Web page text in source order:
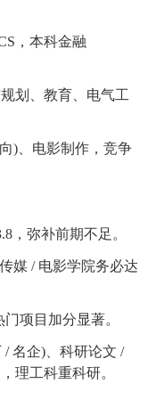
，本科金融
划、教育、电气工
)、电影制作，竞争
弥补前期不足。
媒 / 电影学院务必达
项目加分显著。
名企)、科研论文 /
理工科重科研。